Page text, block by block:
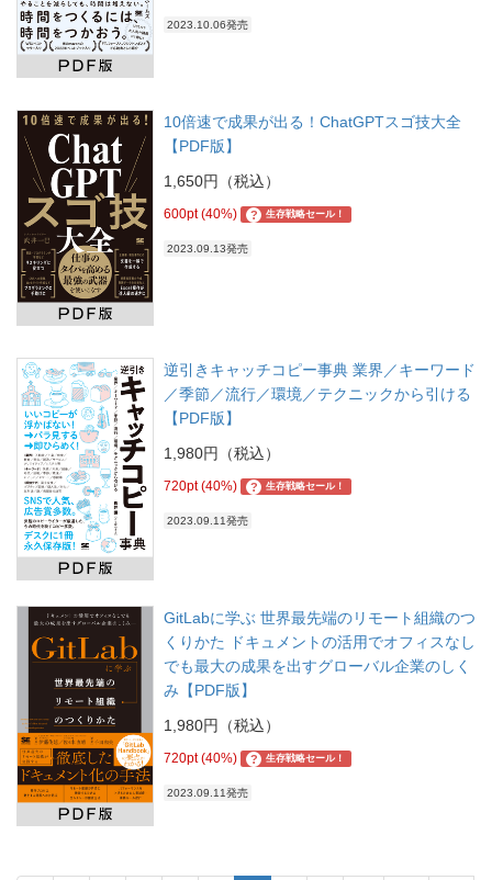
2023.10.06発売
10倍速で成果が出る！ChatGPTスゴ技大全
【PDF版】
1,650円（税込）
600pt (40%) ? 生存戦略セール！
2023.09.13発売
逆引きキャッチコピー事典 業界／キーワード
／季節／流行／環境／テクニックから引ける
【PDF版】
1,980円（税込）
720pt (40%) ? 生存戦略セール！
2023.09.11発売
GitLabに学ぶ 世界最先端のリモート組織のつ
くりかた ドキュメントの活用でオフィスなし
でも最大の成果を出すグローバル企業のしく
み【PDF版】
1,980円（税込）
720pt (40%) ? 生存戦略セール！
2023.09.11発売